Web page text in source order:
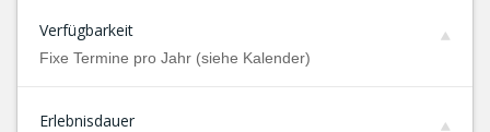
Verfügbarkeit
Fixe Termine pro Jahr (siehe Kalender)
Erlebnisdauer